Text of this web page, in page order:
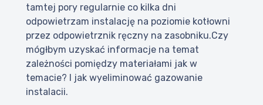
tamtej pory regularnie co kilka dni
odpowietrzam instalację na poziomie kotłowni
przez odpowietrznik ręczny na zasobniku.Czy
mógłbym uzyskać informacje na temat
zależności pomiędzy materiałami jak w
temacie? I jak wyeliminować gazowanie
instalacii.